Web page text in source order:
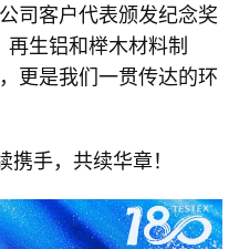
司客户代表颁发纪念奖
生铝和榉木材料制
更是我们一贯传达的环
携手，共续华章！